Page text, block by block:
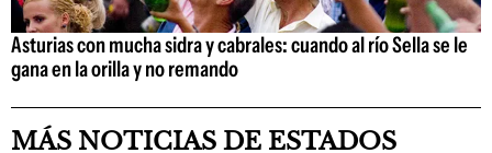
Asturias con mucha sidra y cabrales: cuando al río Sella se le
gana en la orilla y no remando
MÁS NOTICIAS DE ESTADOS